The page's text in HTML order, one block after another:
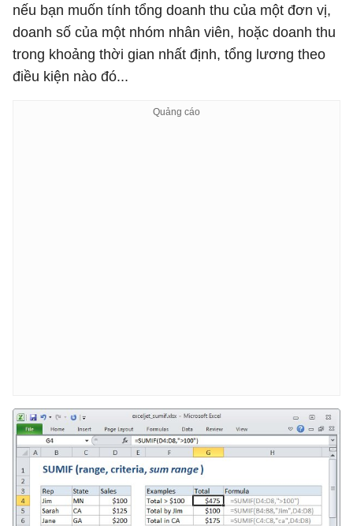
nếu bạn muốn tính tổng doanh thu của một đơn vị,
doanh số của một nhóm nhân viên, hoặc doanh thu
trong khoảng thời gian nhất định, tổng lương theo
điều kiện nào đó...